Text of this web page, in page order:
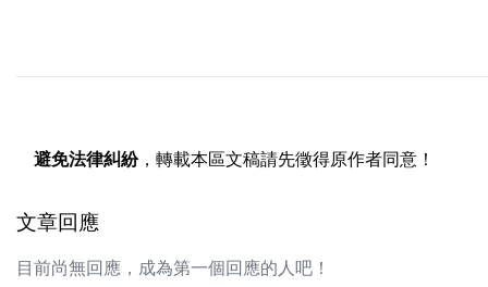
避免法律糾紛，轉載本區文稿請先徵得原作者同意！
文章回應
目前尚無回應，成為第一個回應的人吧！